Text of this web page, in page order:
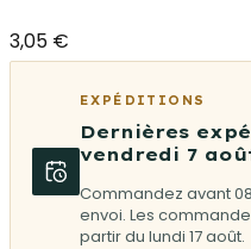
3,05 €
EXPÉDITIONS
Dernières
vendredi 7
Commandez avant
envoi. Les
partir du lundi 17 août.